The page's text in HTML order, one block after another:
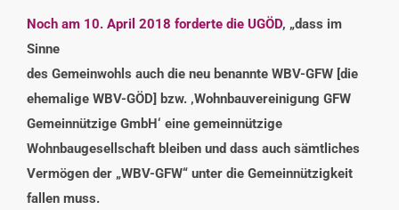
Noch am 10. April 2018 forderte die UGÖD, „dass im
Sinne
des Gemeinwohls auch die neu benannte WBV-GFW [die
ehemalige WBV-GÖD] bzw. ‚Wohnbauvereinigung GFW
Gemeinnützige GmbH‘ eine gemeinnützige
Wohnbaugesellschaft bleiben und dass auch sämtliches
Vermögen der „WBV-GFW“ unter die Gemeinnützigkeit
fallen muss.